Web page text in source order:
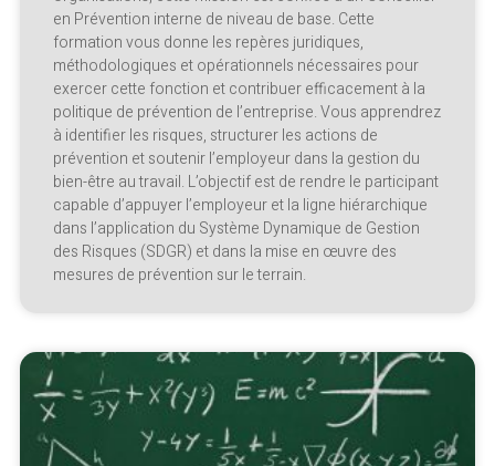
en Prévention interne de niveau de base. Cette
formation vous donne les repères juridiques,
méthodologiques et opérationnels nécessaires pour
exercer cette fonction et contribuer efficacement à la
politique de prévention de l’entreprise. Vous apprendrez
à identifier les risques, structurer les actions de
prévention et soutenir l’employeur dans la gestion du
bien-être au travail. L’objectif est de rendre le participant
capable d’appuyer l’employeur et la ligne hiérarchique
dans l’application du Système Dynamique de Gestion
des Risques (SDGR) et dans la mise en œuvre des
mesures de prévention sur le terrain.